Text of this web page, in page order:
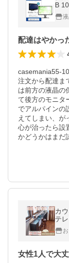
B 10.1インチ 液晶 保護 フィルム 指紋防止
タ
配達はやかっ
casemania55-
注文から配達ま
は前方の液晶の
て後方のモニタ
でアルパインの
えてしまい、が
心が治ったら設
かどうかはまだ
カ
テ
想
隙
女性1人で大丈